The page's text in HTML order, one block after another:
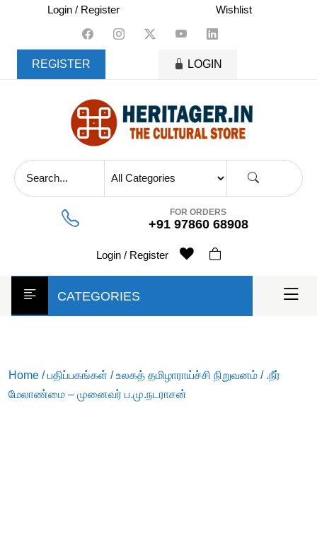
content
Login / Register Wishlist
REGISTER LOGIN
FOR ORDERS
+91 97860 68908
Login / Register
CATEGORIES
Home /பதிப்பகங்கள் /உலகத் தமிழாராய்ச்சி நிறுவனம் / .நீர்
மேலாண்மை – முனைவர் ப.மு.நடராசன்